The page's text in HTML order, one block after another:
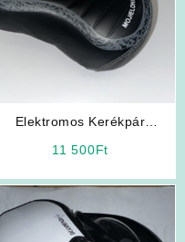
Elektromos Kerékpár
11 500Ft